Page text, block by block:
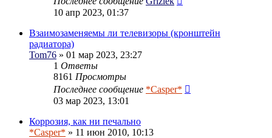
10 апр 2023, 01:37
Взаимозаменяемы ли телевизоры (кронштейн
радиатора)
Tom76 » 01 мар 2023, 23:27
1 Ответы
8161 Просмотры
Последнее сообщение *Casper*
03 мар 2023, 13:01
Коррозия, как ни печально
*Casper* » 11 июн 2010, 10:13